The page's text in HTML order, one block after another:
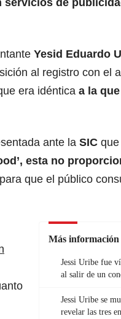
servicios de
Yesid Eduardo
al registro con el
era idéntica a la
ante la SIC
esta no
para que el público
Más información
Jessi Uribe fue
al salir de un
Jessi Uribe se
revelar las tres